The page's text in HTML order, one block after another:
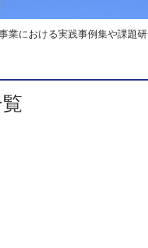
業における実践事例集や課題